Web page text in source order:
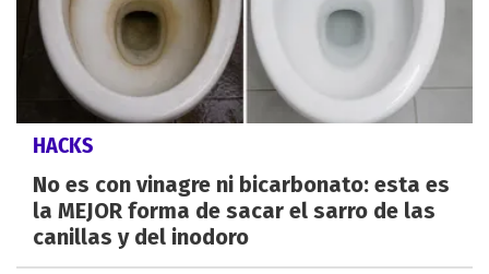
HACKS
No es con vinagre ni bicarbonato: esta es
la MEJOR forma de sacar el sarro de las
canillas y del inodoro